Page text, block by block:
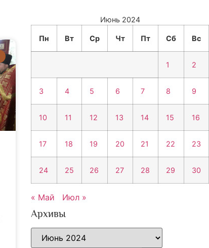
Июнь 2024
Пн Вт Ср Чт Пт Сб Вс
1 2
3 4 5 6 7 8 9
10 11 12 13 14 15 16
17 18 19 20 21 22 23
24 25 26 27 28 29 30
« Май Июл »
Архивы